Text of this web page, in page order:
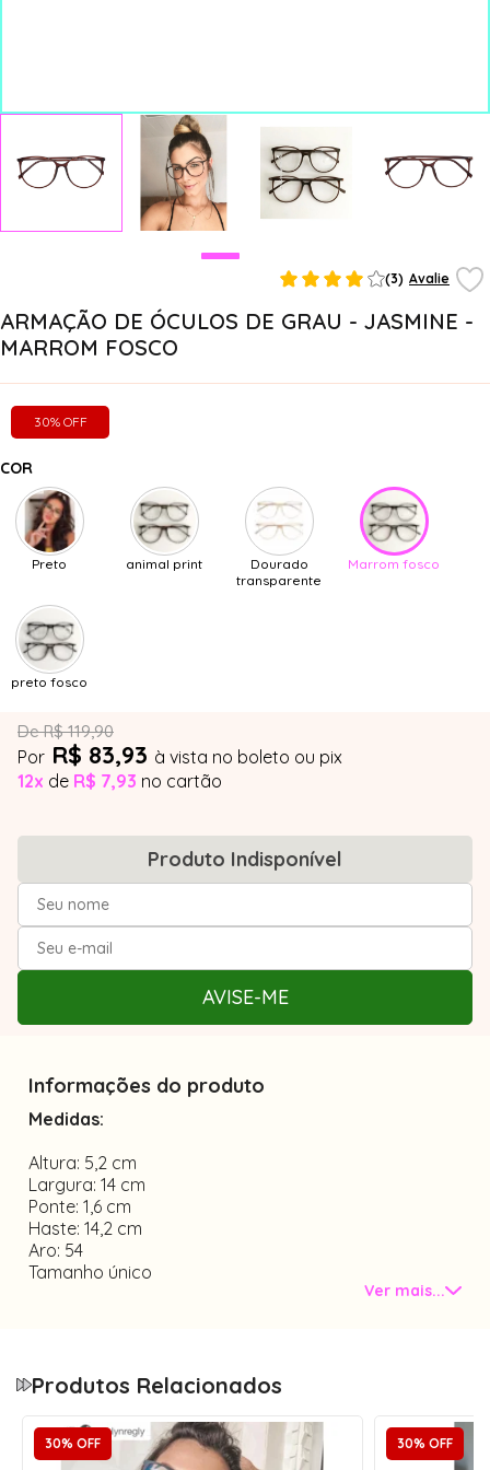
(3) Avalie
ARMAÇÃO DE ÓCULOS DE GRAU - JASMINE -
MARROM FOSCO
30% OFF
COR
Preto animal print
Dourado
transparente
Marrom fosco
preto fosco
De R$ 119,90
Por R$ 83,93 à vista no boleto ou pix
12x de R$ 7,93 no cartão
Produto Indisponível
AVISE-ME
Informações do produto
Medidas:
Altura: 5,2 cm
Largura: 14 cm
Ponte: 1,6 cm
Haste: 14,2 cm
Aro: 54
Tamanho único
Sem plaquetas nasais
Itens inclusos:
Ver mais...
Produtos Relacionados
30% OFF 30% OFF